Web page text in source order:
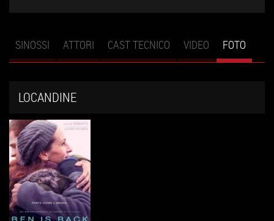
Schede primarie
SINOSSI ATTORI CAST TECNICO VIDEO FOTO
LOCANDINE